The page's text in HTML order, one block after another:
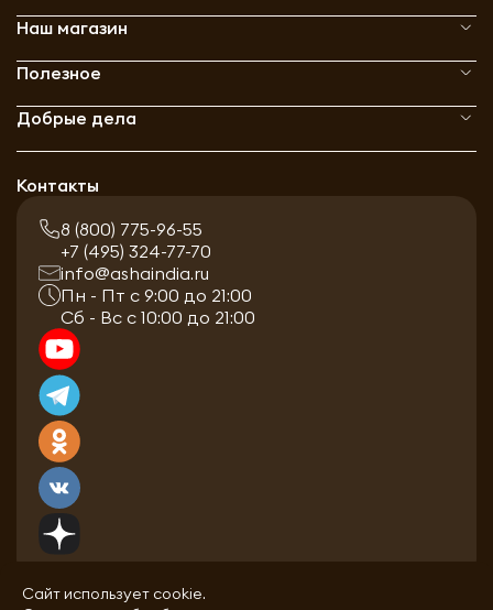
Наш магазин
Полезное
Добрые дела
Контакты
8 (800) 775-96-55
+7 (495) 324-77-70
info@ashaindia.ru
Пн - Пт с 9:00 до 21:00
Сб - Вс с 10:00 до 21:00
Сайт использует cookie.